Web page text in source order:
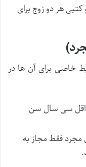
هر دو زوج برای
خاصی برای آن ها در
سی سال سن
مجرد فقط مجاز به